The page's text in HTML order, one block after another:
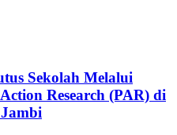
Sekolah Melalui
Research (PAR) di